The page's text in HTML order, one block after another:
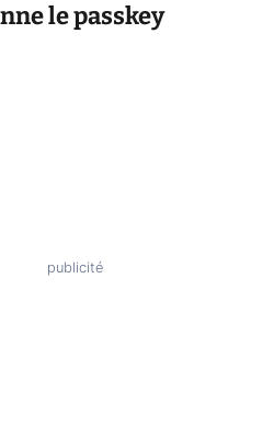
le passkey